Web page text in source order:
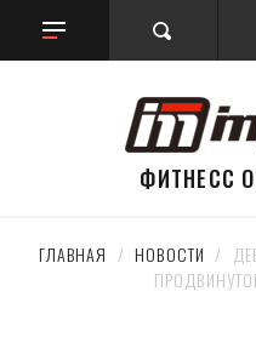
ФИТНЕСС
ГЛАВНАЯ
  /
НОВОСТИ
/